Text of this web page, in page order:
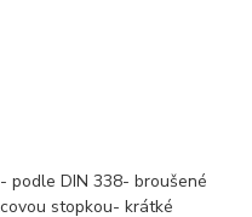
podle DIN 338- broušené
stopkou- krátké